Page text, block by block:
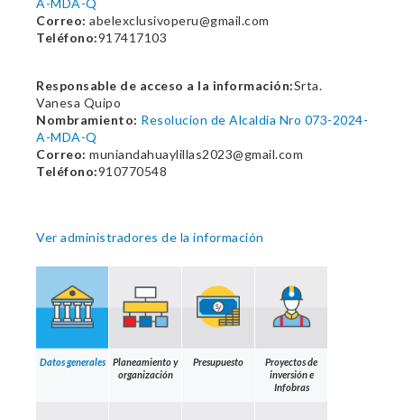
A-MDA-Q
Correo: abelexclusivoperu@gmail.com
Teléfono:917417103
Responsable de acceso a la información:Srta.
Vanesa Quipo
Nombramiento: Resolucion de Alcaldia Nro 073-2024-
A-MDA-Q
Correo: muniandahuaylillas2023@gmail.com
Teléfono:910770548
Ver administradores de la información
Datos generales
Planeamiento y
organización
Presupuesto
Proyectos de
inversión e
Infobras